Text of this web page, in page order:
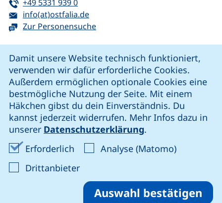
Damit unsere Website technisch funktioniert,
verwenden wir dafür erforderliche Cookies.
Außerdem ermöglichen optionale Cookies eine
bestmögliche Nutzung der Seite. Mit einem
Häkchen gibst du dein Einverständnis. Du
kannst jederzeit widerrufen. Mehr Infos dazu in
unserer Datenschutzerklärung.
Erforderlich Erforderliche Cookies akzeptieren
Analyse (Matomo)Analyse-
Drittanbieter: Cookies von Drittanbieter
Auswahl bestätigen
+49 5331 939 0
E-Mail:
info(at)ostfalia.de(öffnet Ihr E-Mail-Programm)
Zur Personensuche
unsere Facebook-Seite (externer Link, öffnet neues
unsere LinkedIn-Seite (externer Link, öffnet
unsere Instagram-Seite (externer Link,
unsere YouTube-Seite (externer
Cookie-Einstellungen
Impressum
Datenschutz
Erklärung zur Barrierefreiheit